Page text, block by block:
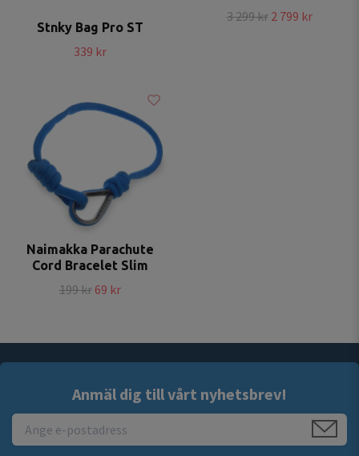
Stnky Bag Pro ST
339 kr
3 299 kr 2 799 kr
Naimakka Parachute
Cord Bracelet Slim
199 kr 69 kr
Anmäl dig till vårt nyhetsbrev!